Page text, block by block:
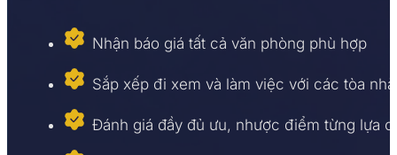
Nhận báo giá tất cả văn phòng phù hợp
Sắp xếp đi xem và làm việc với các tòa nhà
Đánh giá đầy đủ ưu, nhược điểm từng lựa